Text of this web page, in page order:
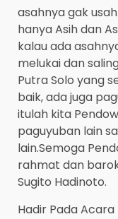
asahnya gak
hanya Asih dan
kalau ada
melukai dan
Putra Solo yang
baik, ada juga
itulah kita
paguyuban lain
lain.Semoga
rahmat dan
Sugito Hadinoto.
Hadir Pada